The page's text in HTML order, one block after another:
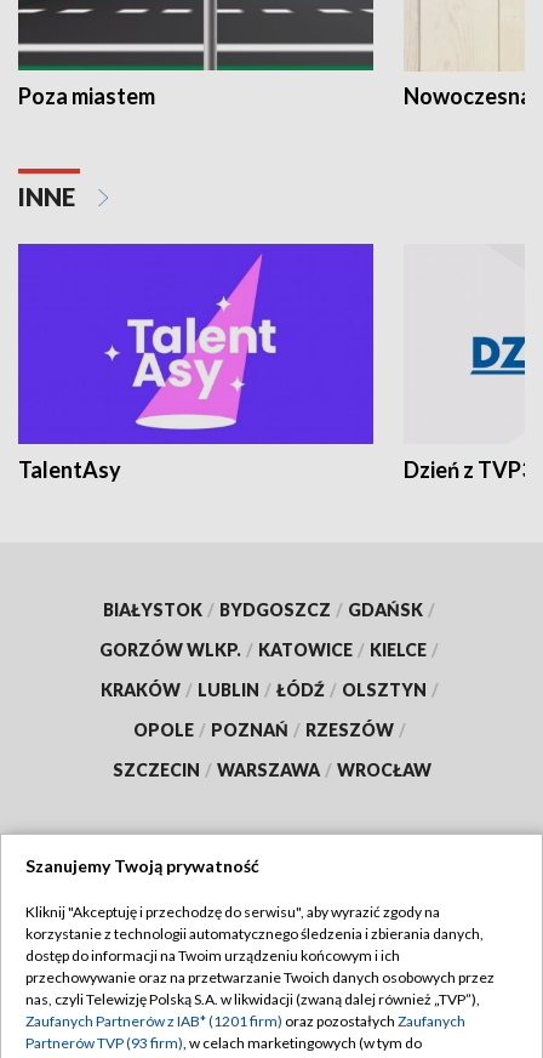
Poza miastem Nowoczesna
INNE
TalentAsy Dzień z TVP3
BIAŁYSTOK / BYDGOSZCZ / GDAŃSK /
GORZÓW WLKP. / KATOWICE / KIELCE /
KRAKÓW / LUBLIN / ŁÓDŹ / OLSZTYN /
OPOLE / POZNAŃ / RZESZÓW /
SZCZECIN / WARSZAWA / WROCŁAW
TVP
Abonament TVP
Emisja w TVP
Regulamin TVP
Polityka prywatności
Szanujemy Twoją prywatność
Kliknij "Akceptuję i przechodzę do serwisu", aby wyrazić zgody na
korzystanie z technologii automatycznego śledzenia i zbierania danych,
dostęp do informacji na Twoim urządzeniu końcowym i ich
przechowywanie oraz na przetwarzanie Twoich danych osobowych przez
nas, czyli Telewizję Polską S.A. w likwidacji (zwaną dalej również „TVP”),
Zaufanych Partnerów z IAB* (1201 firm) oraz pozostałych Zaufanych
Partnerów TVP (93 firm), w celach marketingowych (w tym do